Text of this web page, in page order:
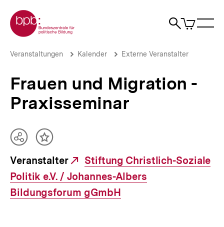
zum
Seiteninhalt
springen
Zur Startseite der bpb
Suche
Artikel
im
Frauen
Praxisseminar
bpb.de
Brotkrümelnavigation
Pfadnavigation
Veranstaltungen Kalender Externe Veranstalter
Frauen und Migration -
Praxisseminar
Veranstalter
Externer
Link:
Stiftung Christlich-Soziale
Politik e.V. / Johannes-Albers
Bildungsforum gGmbH
Teilen
Optionen
anzeigen
Inhalt
merken